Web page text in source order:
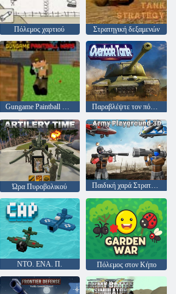
Πόλεμος χαρτιού Στρατηγική δεξαμενών
Gungame Paintball Wars Παραβλέψτε τον πόλεμο των τανκς
Ώρα Πυροβολικού Παιδική χαρά Στρατού 3D
ΝΤΟ. ΕΝΑ. Π. Πόλεμος στον Κήπο